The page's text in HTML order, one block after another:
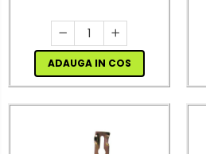
ADAUGA IN COS